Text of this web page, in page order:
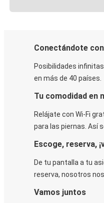
Conectándote
Posibilidades
en más de 40 países.
Tu comodidad en
Relájate con Wi-Fi
para las piernas. Así
Escoge, reserva,
De tu pantalla a tu
reserva, nosotros
Vamos juntos